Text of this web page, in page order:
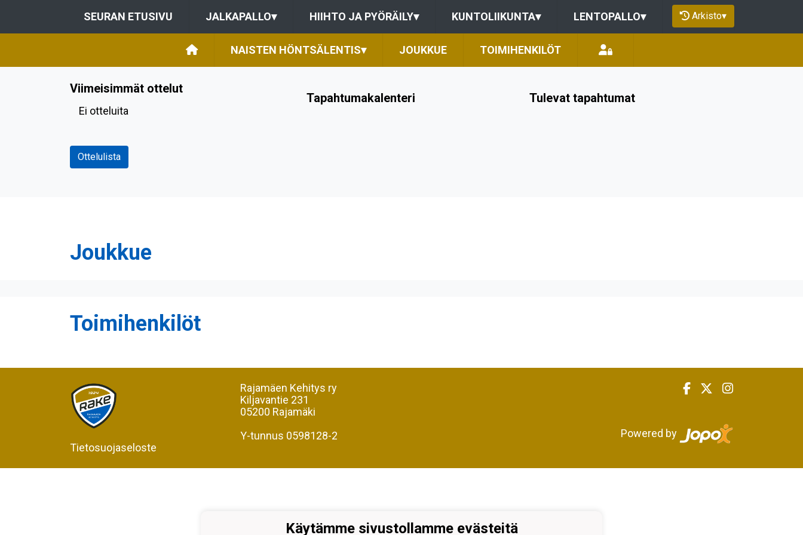
SEURAN ETUSIVU JALKAPALLO▾ HIIHTO JA PYÖRÄILY▾ KUNTOLIIKUNTA▾ LENTOPALLO▾ Arkisto▾
NAISTEN HÖNTSÄLENTIS▾ JOUKKUE TOIMIHENKILÖT
Viimeisimmät ottelut
Ei otteluita
Ottelulista
Tapahtumakalenteri Tulevat tapahtumat
Joukkue
Toimihenkilöt
Tietosuojaseloste
Rajamäen Kehitys ry
Kiljavantie 231
05200 Rajamäki
Y-tunnus 0598128-2
Powered by
Käytämme sivustollamme evästeitä